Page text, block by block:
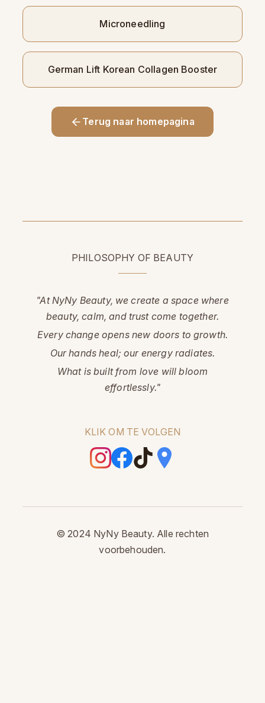
Microneedling
German Lift Korean Collagen Booster
Terug naar homepagina
PHILOSOPHY OF BEAUTY
"At NyNy Beauty, we create a space where
beauty, calm, and trust come together.
Every change opens new doors to growth.
Our hands heal; our energy radiates.
What is built from love will bloom
effortlessly."
KLIK OM TE VOLGEN
© 2024 NyNy Beauty. Alle rechten
voorbehouden.